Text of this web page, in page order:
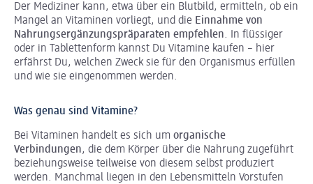
Der Mediziner kann, etwa über ein Blutbild, ermitteln, ob ein
Mangel an Vitaminen vorliegt, und die Einnahme von
Nahrungsergänzungspräparaten empfehlen. In flüssiger
oder in Tablettenform kannst Du Vitamine kaufen – hier
erfährst Du, welchen Zweck sie für den Organismus erfüllen
und wie sie eingenommen werden.
Was genau sind Vitamine?
Bei Vitaminen handelt es sich um organische
Verbindungen, die dem Körper über die Nahrung zugeführt
beziehungsweise teilweise von diesem selbst produziert
werden. Manchmal liegen in den Lebensmitteln Vorstufen